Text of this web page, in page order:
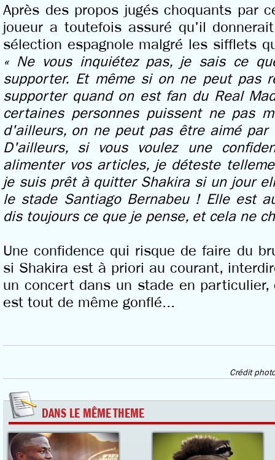
Après des propos jugés choquants par
joueur a toutefois assuré qu'il
sélection espagnole malgré les sifflets
« Ne vous inquiétez pas, je sais ce
supporter. Et même si on ne peut pas
supporter quand on est fan du Real
certaines personnes puissent ne pas
d'ailleurs, on ne peut pas être aimé
D'ailleurs, si vous voulez une
alimenter vos articles, je déteste
je suis prêt à quitter Shakira si un jour
le stade Santiago Bernabeu ! Elle est
dis toujours ce que je pense, et cela ne
Une confidence qui risque de faire du
si Shakira est à priori au courant,
un concert dans un stade en
est tout de même gonflé...
Crédit
DANS LE MÊME THEME